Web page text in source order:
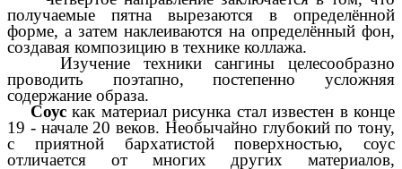
получаемые пятна вырезаются в определённой
форме, а затем наклеиваются на определённый фон,
создавая композицию в технике коллажа.
Изучение техники сангины целесообразно
проводить поэтапно, постепенно усложняя
содержание образа.
Соускак материал рисунка стал известен в конце
19 - начале 20 веков. Необычайно глубокий по тону,
с приятной бархатистой поверхностью, соус
отличается от многих других материалов,